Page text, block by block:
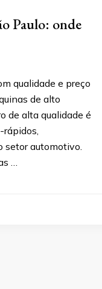
Paulo: onde
qualidade e preço
de alto
de alta qualidade é
rápidos,
setor automotivo.
…